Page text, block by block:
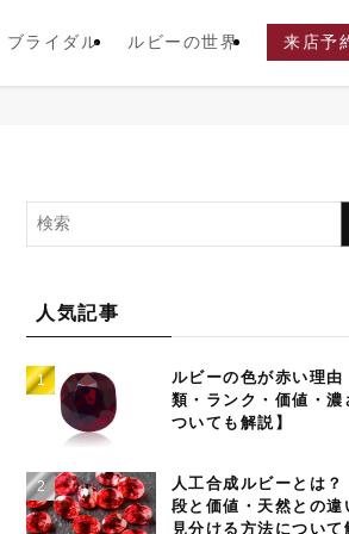
ブライダル ルビーの世界 来店予
人気記事
ルビーの色が赤い理由
類・ランク・価値・濃
ついても解説】
人工合成ルビーとは？
段と価値・天然との違
見分ける方法について